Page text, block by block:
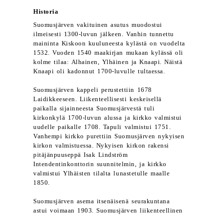
Historia
Suomusjärven vakituinen asutus muodostui
ilmeisesti 1300-luvun jälkeen. Vanhin tunnettu
maininta Kiskoon kuuluneesta kylästä on vuodelta
1532. Vuoden 1540 maakirjan mukaan kylässä oli
kolme tilaa: Alhainen, Ylhäinen ja Knaapi. Näistä
Knaapi oli kadonnut 1700-luvulle tultaessa.
Suomusjärven kappeli perustettiin 1678
Laidikkeeseen. Liikenteellisesti keskeisellä
paikalla sijainneesta Suomusjärvestä tuli
kirkonkylä 1700-luvun alussa ja kirkko valmistui
uudelle paikalle 1708. Tapuli valmistui 1751.
Vanhempi kirkko purettiin Suomusjärven nykyisen
kirkon valmistuessa. Nykyisen kirkon rakensi
pitäjänpuuseppä Isak Lindström
Intendentinkonttorin suunnitelmin, ja kirkko
valmistui Ylhäisten tilalta lunastetulle maalle
1850.
Suomusjärven asema itsenäisenä seurakuntana
astui voimaan 1903. Suomusjärven liikenteellinen